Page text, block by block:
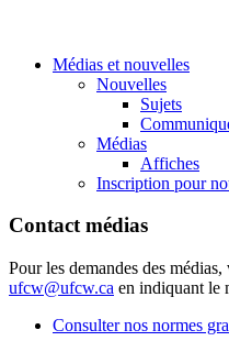
Médias et nouvelles
Nouvelles
Sujets
Médias
Affiches
Inscription pour
Contact médias
Pour les demandes des
ufcw@ufcw.ca en indiquant le
Consulter nos normes